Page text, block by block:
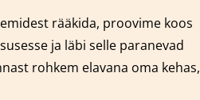
rääkida, proovime koos
ja läbi selle paranevad
rohkem elavana oma kehas,